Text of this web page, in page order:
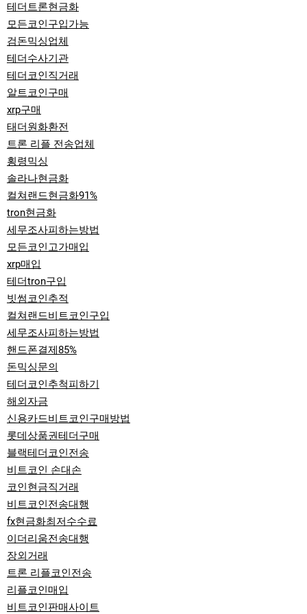
테더트론현금화
모든코인구입가능
검돈믹싱업체
테더수사기관
테더코인직거래
알트코인구매
xrp구매
태더원화환전
트론 리플 전송업체
횡령믹싱
솔라나현금화
컬쳐랜드현금화91%
tron현금화
세무조사피하는방법
모든코인고가매입
xrp매입
테더tron구입
빗썸코인추적
컬쳐랜드비트코인구입
세무조사피하는방법
핸드폰결제85%
돈믹싱문의
테더코인추척피하기
해외자금
신용카드비트코인구매방법
롯데상품권테더구매
블랙테더코인전송
비트코인 손대손
코인현금직거래
비트코인전송대행
fx현금화최저수수료
이더리움전송대행
장외거래
트론 리플코인전송
리플코인매입
비트코인판매사이트